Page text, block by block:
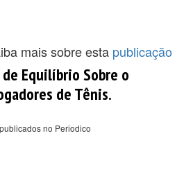
mais sobre esta publicação
Equilíbrio Sobre o
de Tênis.
no Periodico